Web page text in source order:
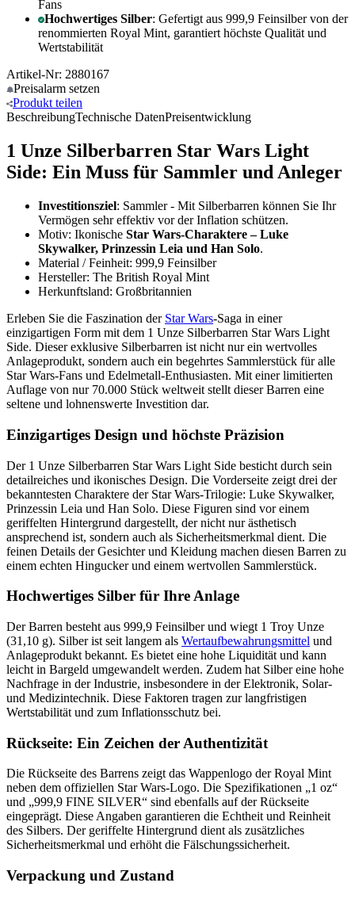
Fans
Hochwertiges Silber: Gefertigt aus 999,9 Feinsilber von der
renommierten Royal Mint, garantiert höchste Qualität und
Wertstabilität
Artikel-Nr: 2880167
Preisalarm setzen
Produkt teilen
BeschreibungTechnische DatenPreisentwicklung
1 Unze Silberbarren Star Wars Light
Side: Ein Muss für Sammler und Anleger
Investitionsziel: Sammler - Mit Silberbarren können Sie Ihr
Vermögen sehr effektiv vor der Inflation schützen.
Motiv: Ikonische Star Wars-Charaktere – Luke
Skywalker, Prinzessin Leia und Han Solo.
Material / Feinheit: 999,9 Feinsilber
Hersteller: The British Royal Mint
Herkunftsland: Großbritannien
Erleben Sie die Faszination der Star Wars-Saga in einer
einzigartigen Form mit dem 1 Unze Silberbarren Star Wars Light
Side. Dieser exklusive Silberbarren ist nicht nur ein wertvolles
Anlageprodukt, sondern auch ein begehrtes Sammlerstück für alle
Star Wars-Fans und Edelmetall-Enthusiasten. Mit einer limitierten
Auflage von nur 70.000 Stück weltweit stellt dieser Barren eine
seltene und lohnenswerte Investition dar.
Einzigartiges Design und höchste Präzision
Der 1 Unze Silberbarren Star Wars Light Side besticht durch sein
detailreiches und ikonisches Design. Die Vorderseite zeigt drei der
bekanntesten Charaktere der Star Wars-Trilogie: Luke Skywalker,
Prinzessin Leia und Han Solo. Diese Figuren sind vor einem
geriffelten Hintergrund dargestellt, der nicht nur ästhetisch
ansprechend ist, sondern auch als Sicherheitsmerkmal dient. Die
feinen Details der Gesichter und Kleidung machen diesen Barren zu
einem echten Hingucker und einem wertvollen Sammlerstück.
Hochwertiges Silber für Ihre Anlage
Der Barren besteht aus 999,9 Feinsilber und wiegt 1 Troy Unze
(31,10 g). Silber ist seit langem als Wertaufbewahrungsmittel und
Anlageprodukt bekannt. Es bietet eine hohe Liquidität und kann
leicht in Bargeld umgewandelt werden. Zudem hat Silber eine hohe
Nachfrage in der Industrie, insbesondere in der Elektronik, Solar-
und Medizintechnik. Diese Faktoren tragen zur langfristigen
Wertstabilität und zum Inflationsschutz bei.
Rückseite: Ein Zeichen der Authentizität
Die Rückseite des Barrens zeigt das Wappenlogo der Royal Mint
neben dem offiziellen Star Wars-Logo. Die Spezifikationen „1 oz“
und „999,9 FINE SILVER“ sind ebenfalls auf der Rückseite
eingeprägt. Diese Angaben garantieren die Echtheit und Reinheit
des Silbers. Der geriffelte Hintergrund dient als zusätzliches
Sicherheitsmerkmal und erhöht die Fälschungssicherheit.
Verpackung und Zustand